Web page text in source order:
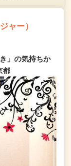
ャー）
」の気持ちか
都